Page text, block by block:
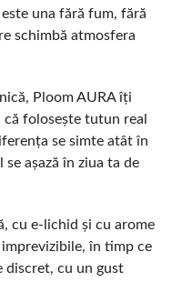
una fără fum, fără
schimbă atmosfera
Ploom AURA îți
folosește tutun real
se simte atât în
așază în ziua ta de
cu e-lichid și cu arome
în timp ce
discret, cu un gust